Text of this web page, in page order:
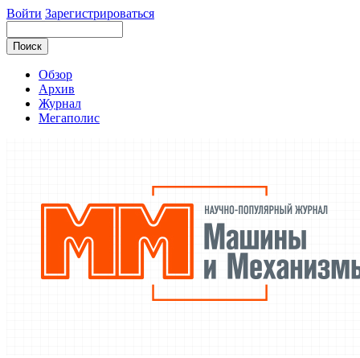
Войти Зарегистрироваться
Обзор
Архив
Журнал
Мегаполис